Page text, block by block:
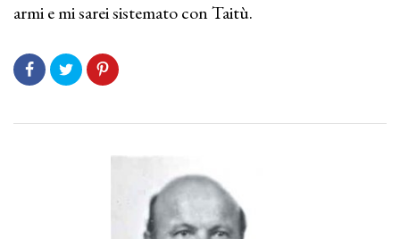
armi e mi sarei sistemato con Taitù.